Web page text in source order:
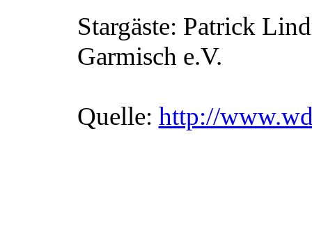
Stargäste: Patrick
Garmisch e.V.
Quelle: http://